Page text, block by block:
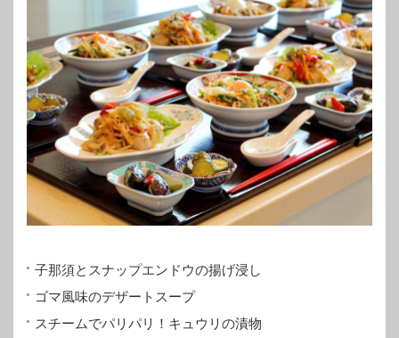
子那須とスナップエンドウの揚げ浸し
ゴマ風味のデザートスープ
スチームでパリパリ！キュウリの漬物